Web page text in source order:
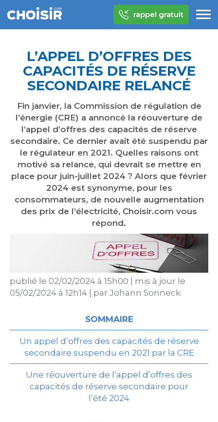
rappel gratuit
L’APPEL D’OFFRES DES
CAPACITÉS DE RÉSERVE
SECONDAIRE RELANCÉ
Fin janvier, la Commission de régulation de
l’énergie (CRE) a annoncé la réouverture de
l’appel d’offres des capacités de réserve
secondaire. Ce dernier avait été suspendu par
le régulateur en 2021. Quelles raisons ont
motivé sa relance, qui devrait se mettre en
place pour juin-juillet 2024 ? Alors que février
2024 est synonyme, pour les
consommateurs, de nouvelle augmentation
des prix de l’électricité, Choisir.com vous
répond.
publié le 02/02/2024 à 15h00
mis à jour le
05/02/2024 à 12h14
par Johann Sonneck
SOMMAIRE
Un appel d’offres des capacités de réserve
secondaire suspendu en 2021 par la CRE
Une réouverture de l’appel d’offres des
capacités de réserve secondaire pour
l’été 2024